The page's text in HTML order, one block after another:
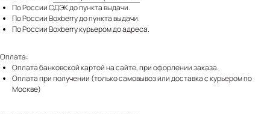
По России СДЭК до пункта выдачи.
По России Boxberry до пункта выдачи.
По России Boxberry курьером до адреса.
Оплата:
Оплата банковской картой на сайте, при офорлении заказа.
Оплата при получении (только самовывоз или доставка с курьером по
Москве)